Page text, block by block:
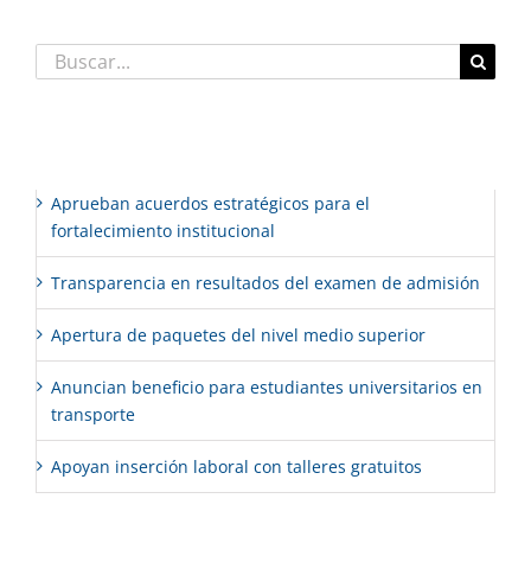
Buscar:
Aprueban acuerdos estratégicos para el
fortalecimiento institucional
Transparencia en resultados del examen de admisión
Apertura de paquetes del nivel medio superior
Anuncian beneficio para estudiantes universitarios en
transporte
Apoyan inserción laboral con talleres gratuitos